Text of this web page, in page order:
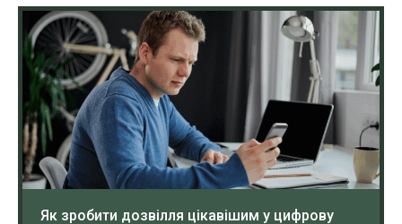
Як зробити дозвілля цікавішим у цифрову